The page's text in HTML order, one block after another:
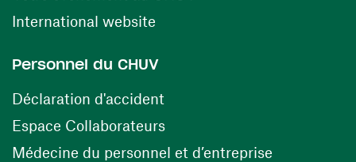
International website
Personnel du CHUV
Déclaration d'accident
Espace Collaborateurs(opens in a new window)
Médecine du personnel et d’entreprise